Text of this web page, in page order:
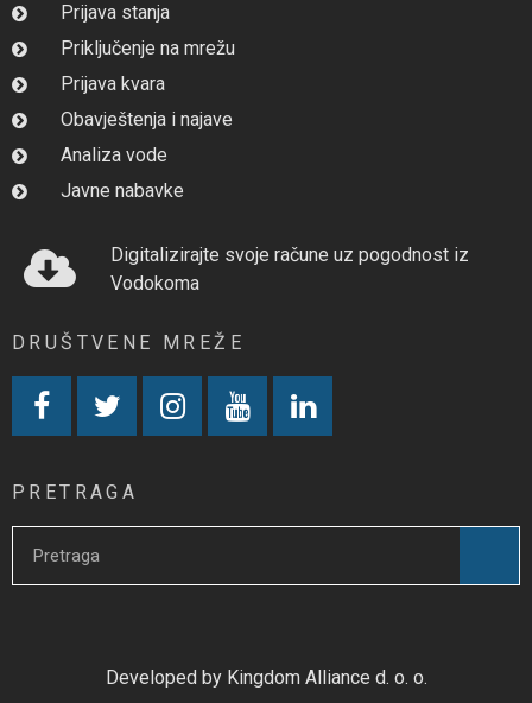
Prijava stanja
Priključenje na mrežu
Prijava kvara
Obavještenja i najave
Analiza vode
Javne nabavke
Digitalizirajte svoje račune uz pogodnost iz
Vodokoma
DRUŠTVENE MREŽE
PRETRAGA
Developed by Kingdom Alliance d. o. o.